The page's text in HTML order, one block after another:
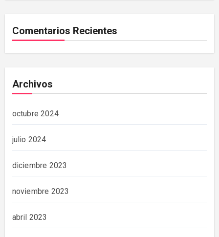
Comentarios Recientes
Archivos
octubre 2024
julio 2024
diciembre 2023
noviembre 2023
abril 2023